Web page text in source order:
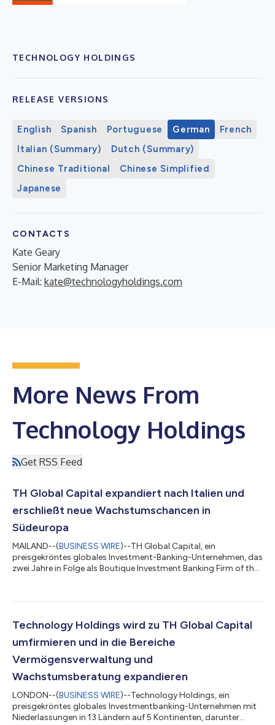
TECHNOLOGY HOLDINGS
RELEASE VERSIONS
English Spanish Portuguese German
French
Italian (Summary)
Dutch (Summary)
Chinese Traditional
Chinese Simplified
Japanese
CONTACTS
Kate Geary
Senior Marketing Manager
E-Mail: kate@technologyholdings.com
More News From
Technology Holdings
Get RSS Feed
TH Global Capital expandiert nach Italien und
erschließt neue Wachstumschancen in
Südeuropa
MAILAND--(BUSINESS WIRE)--TH Global Capital, ein
preisgekröntes globales Investment-Banking-Unternehmen, das
zwei Jahre in Folge als Boutique Investment Banking Firm of the
strategische Expansion nach Italien bekannt zu geben. Das neue
markiert einen bedeutenden Schritt im Engagement von TH
Global Capital, von de...
Technology Holdings wird zu TH Global Capital
umfirmieren und in die Bereiche
Vermögensverwaltung und
Wachstumsberatung expandieren
LONDON--(BUSINESS WIRE)--Technology Holdings, ein
preisgekröntes globales Investmentbanking-Unternehmen mit
Niederlassungen in 13 Ländern auf 5 Kontinenten, darunter